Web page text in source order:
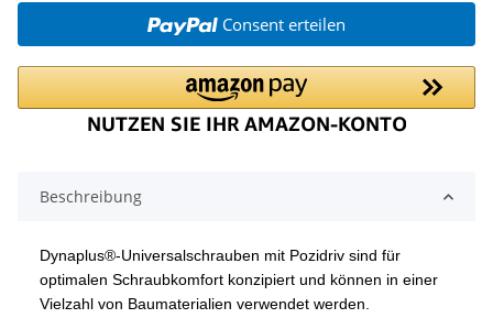
Consent erteilen
Beschreibung
Dynaplus®-Universalschrauben mit Pozidriv sind für
optimalen Schraubkomfort konzipiert und können in einer
Vielzahl von Baumaterialien verwendet werden.